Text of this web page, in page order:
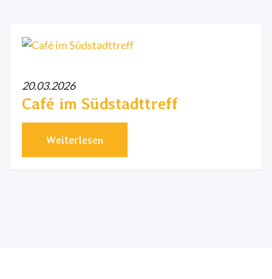
20.03.2026
Café im Südstadttreff
Weiterlesen